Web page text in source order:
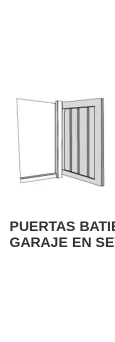
PUERTAS
GARAJE EN